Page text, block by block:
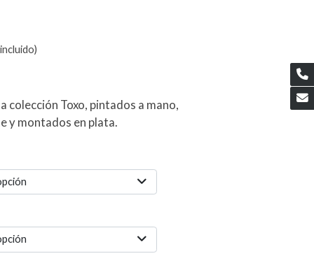
colección Toxo, pintados a mano,
y montados en plata.